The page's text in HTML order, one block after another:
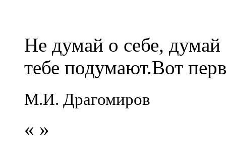
Не думай о себе,
тебе подумают.Вот
М.И. Драгомиров
« »